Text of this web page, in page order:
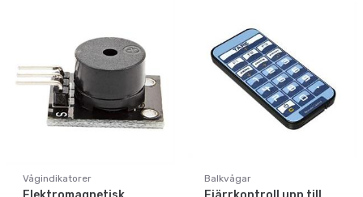
Vågindikatorer Balkvågar